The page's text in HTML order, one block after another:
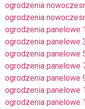
ogrodzenia
ogrodzenia
ogrodzenia panelowe
ogrodzenia panelowe
ogrodzenia panelowe
ogrodzenia panelowe
ogrodzenia panelowe
ogrodzenia panelowe
ogrodzenia panelowe